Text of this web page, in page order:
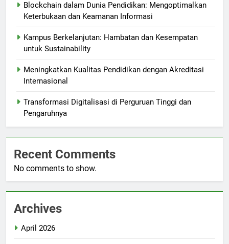
Blockchain dalam Dunia Pendidikan: Mengoptimalkan
Keterbukaan dan Keamanan Informasi
Kampus Berkelanjutan: Hambatan dan Kesempatan
untuk Sustainability
Meningkatkan Kualitas Pendidikan dengan Akreditasi
Internasional
Transformasi Digitalisasi di Perguruan Tinggi dan
Pengaruhnya
Recent Comments
No comments to show.
Archives
April 2026